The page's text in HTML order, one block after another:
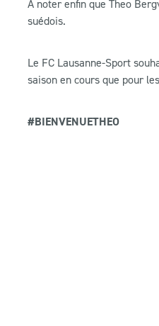
À noter enfin que Theo
suédois.
Le FC Lausanne-Sport
saison en cours que pour
#BIENVENUETHEO